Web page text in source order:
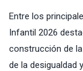
Entre los
Infantil 2026
construcción de
de la desigualdad